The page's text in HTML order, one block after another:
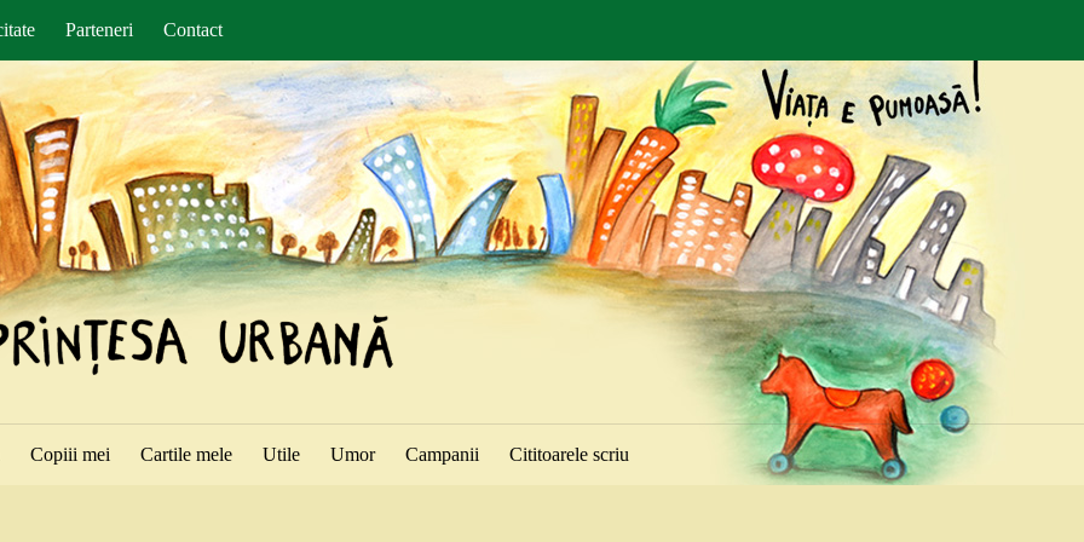
Parteneri Contact
Copiii mei Cartile mele Utile Umor Campanii Cititoarele scriu